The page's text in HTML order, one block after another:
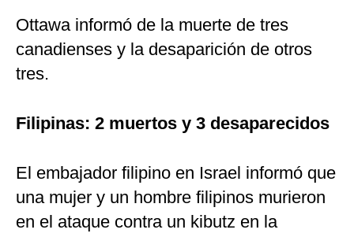
Ottawa informó de la muerte de tres
canadienses y la desaparición de otros
tres.
Filipinas: 2 muertos y 3 desaparecidos
El embajador filipino en Israel informó que
una mujer y un hombre filipinos murieron
en el ataque contra un kibutz en la